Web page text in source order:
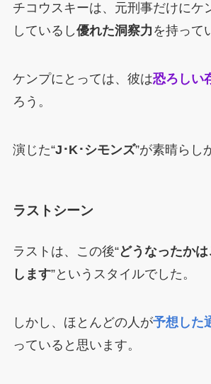
チコウスキーは、元刑事だけにケ
しているし優れた洞察力 を持って
ケンプにとっては、彼は恐ろしい
ろう。
演じた“J･K･シモンズ”が素晴らし
ラストシーン
ラストは、この後“どうなったか
します”というスタイルでした。
しかし、ほとんどの人が予想した
っていると思います。